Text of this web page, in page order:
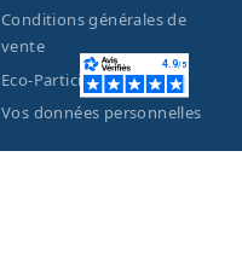
Conditions générales de
vente
Eco-Participation
Vos données personnelles